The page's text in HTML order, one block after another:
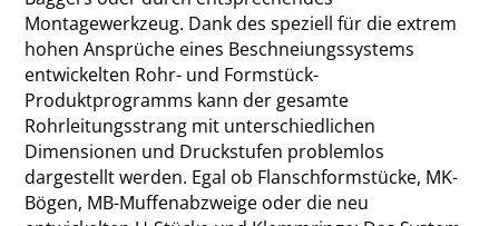
Montagewerkzeug. Dank des speziell für die extrem
hohen Ansprüche eines Beschneiungssystems
entwickelten Rohr- und Formstück-
Produktprogramms kann der gesamte
Rohrleitungsstrang mit unterschiedlichen
Dimensionen und Druckstufen problemlos
dargestellt werden. Egal ob Flanschformstücke, MK-
Bögen, MB-Muffenabzweige oder die neu